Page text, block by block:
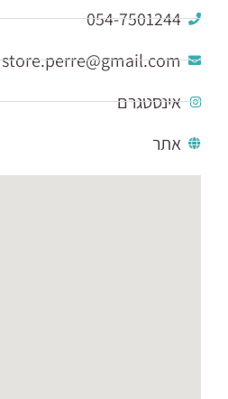
054-7501244
store.perre@gmail.com
אינסטגרם
אתר